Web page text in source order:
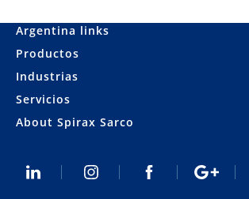
Argentina links
Productos
Industrias
Servicios
About Spirax Sarco